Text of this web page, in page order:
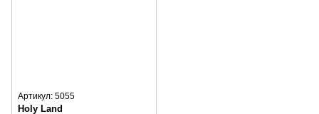
Артикул: 5055
Holy Land